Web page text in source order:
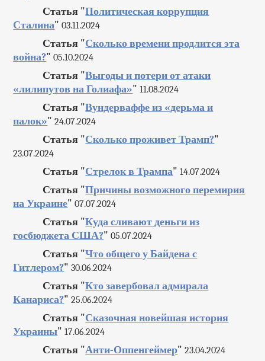
Статья "Политическая коррупция
Сталина" 03.11.2024
Статья "Сколько времени продлится эта
война?" 05.10.2024
Статья "Выгоды и потери от атаки
«лилипутов на Голиафа»" 11.08.2024
Статья "Вундерваффе из «дерьма и
палок»" 24.07.2024
Статья "Сколько проживет Трамп?"
23.07.2024
Статья "Стрелок в Трампа" 14.07.2024
Статья "Причины возможного перемирия
на Украине" 07.07.2024
Статья "Куда сливают деньги из
госбюджета США?" 05.07.2024
Статья "Что общего у Байдена с
Гитлером?" 30.06.2024
Статья "Кто завербовал адмирала
Канариса?" 25.06.2024
Статья "Сказочная новейшая история
Украины" 17.06.2024
Статья "Анти-Оппенгеймер" 23.04.2024